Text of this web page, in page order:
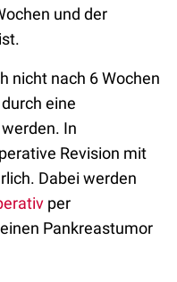
und der
nicht nach 6 Wochen
eine
In
Revision mit
Dabei werden
per
Pankreastumor